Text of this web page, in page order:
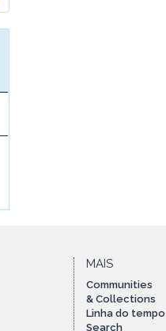
MAIS
Communities
& Collections
Linha do tempo
Search